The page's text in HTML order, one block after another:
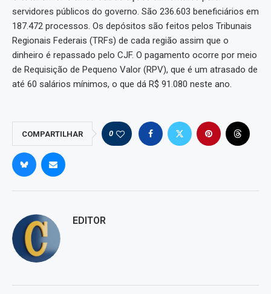
servidores públicos do governo. São 236.603 beneficiários em
187.472 processos. Os depósitos são feitos pelos Tribunais
Regionais Federais (TRFs) de cada região assim que o
dinheiro é repassado pelo CJF. O pagamento ocorre por meio
de Requisição de Pequeno Valor (RPV), que é um atrasado de
até 60 salários mínimos, o que dá R$ 91.080 neste ano.
COMPARTILHAR 0
EDITOR